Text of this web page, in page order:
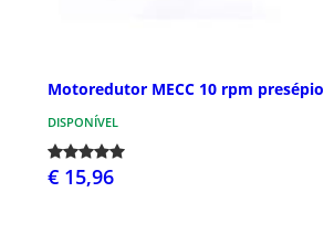
Motoredutor MECC 10 rpm presépio
DISPONÍVEL
€ 15,96